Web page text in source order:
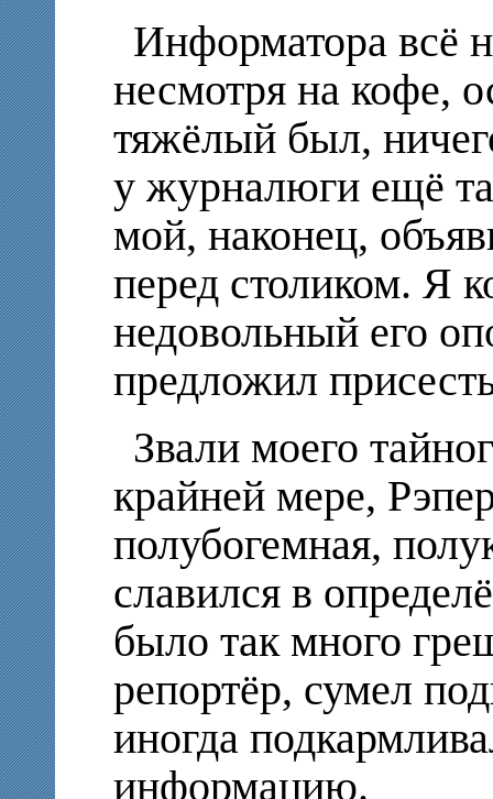
Информатора всё
несмотря на кофе,
тяжёлый был,
у журналюги ещё
мой, наконец,
перед столиком. Я
недовольный его
предложил
Звали моего
крайней мере,
полубогемная,
славился в
было так много
репортёр, сумел
иногда
информацию.